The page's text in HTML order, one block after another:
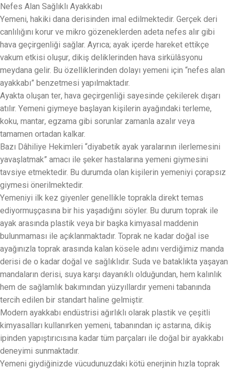
Nefes Alan Sağlıklı Ayakkabı
Yemeni, hakiki dana derisinden imal edilmektedir. Gerçek deri
canlılığını korur ve mikro gözeneklerden adeta nefes alır gibi
hava geçirgenliği sağlar. Ayrıca; ayak içerde hareket ettikçe
vakum etkisi oluşur, dikiş deliklerinden hava sirkülâsyonu
meydana gelir. Bu özelliklerinden dolayı yemeni için “nefes alan
ayakkabı” benzetmesi yapılmaktadır.
Ayakta oluşan ter, hava geçirgenliği sayesinde çekilerek dışarı
atılır. Yemeni giymeye başlayan kişilerin ayağındaki terleme,
koku, mantar, egzama gibi sorunlar zamanla azalır veya
tamamen ortadan kalkar.
Bazı Dâhiliye Hekimleri “diyabetik ayak yaralarının ilerlemesini
yavaşlatmak” amacı ile şeker hastalarına yemeni giymesini
tavsiye etmektedir. Bu durumda olan kişilerin yemeniyi çorapsız
giymesi önerilmektedir.
Yemeniyi ilk kez giyenler genellikle toprakla direkt temas
ediyormuşçasına bir his yaşadığını söyler. Bu durum toprak ile
ayak arasında plastik veya bir başka kimyasal maddenin
bulunmaması ile açıklanmaktadır. Toprak ne kadar doğal ise
ayağınızla toprak arasında kalan kösele adını verdiğimiz manda
derisi de o kadar doğal ve sağlıklıdır. Suda ve bataklıkta yaşayan
mandaların derisi, suya karşı dayanıklı olduğundan, hem kalınlık
hem de sağlamlık bakımından yüzyıllardır yemeni tabanında
tercih edilen bir standart haline gelmiştir.
Modern ayakkabı endüstrisi ağırlıklı olarak plastik ve çeşitli
kimyasalları kullanırken yemeni, tabanından iç astarına, dikiş
ipinden yapıştırıcısına kadar tüm parçaları ile doğal bir ayakkabı
deneyimi sunmaktadır.
Yemeni giydiğinizde vücudunuzdaki kötü enerjinin hızla toprak